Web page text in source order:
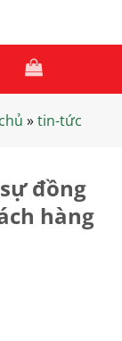
»tin-tức
đồng
hàng